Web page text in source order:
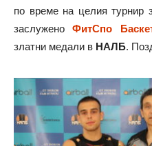
по време на целия турнир
заслуженоФитСпо
златни медали в НАЛБ.